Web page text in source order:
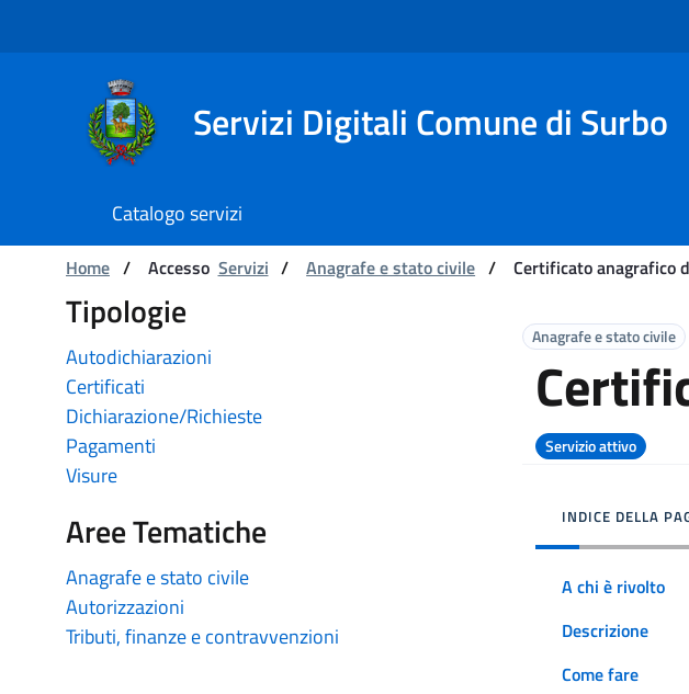
Navigazione
Servizi Digitali Comune di Surbo
Catalogo servizi
Catalogo servizi
Ti trovi in:
Home / Accesso Servizi / Anagrafe e stato civile / Certificato anagrafico
Tipologie
Autodichiarazioni
Certificati
Dichiarazione/Richieste
Pagamenti
Visure
Aree Tematiche
Anagrafe e stato civile
Autorizzazioni
Tributi, finanze e contravvenzioni
Anagrafe e stato civile
Servizio attivo
INDICE DELLA
A chi è rivolto
Descrizione
Come fare